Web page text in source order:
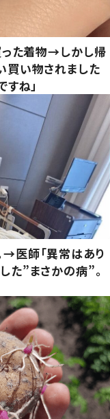
た着物→しかし帰
い物されました
すね」
医師「異常はあり
た”まさかの病”。